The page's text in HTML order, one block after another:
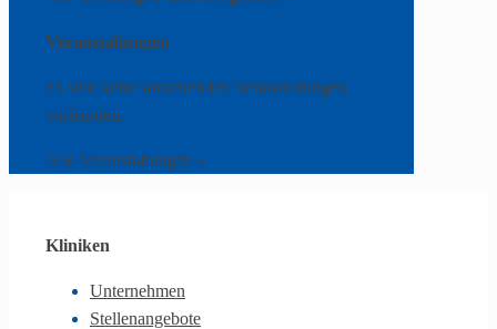
Veranstaltungen
Es sind keine anstehenden Veranstaltungen
vorhanden.
Alle Veranstaltungen »
Kliniken
Unternehmen
Stellenangebote